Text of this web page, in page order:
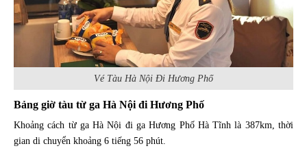
Vé Tàu Hà Nội Đi Hương Phố
Bảng giờ tàu từ ga Hà Nội đi Hương Phố
Khoảng cách từ ga Hà Nội đi ga Hương Phố Hà Tĩnh là 387km, thời
gian di chuyển khoảng 6 tiếng 56 phút.